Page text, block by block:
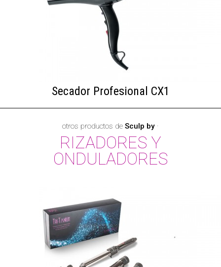
Secador Profesional CX1
otros productos de Sculp by ·
RIZADORES Y
ONDULADORES